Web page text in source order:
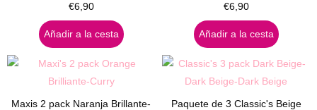
€6,90
Añadir a la cesta
€6,90
Añadir a la cesta
Maxis 2 pack Naranja Brillante-
Paquete de 3 Classic's Beige